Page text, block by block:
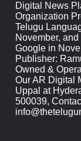
Digital News
Organization
Telugu
November,
Google in
Publisher:
Owned &
Our AR Digital
Uppal at
500039,